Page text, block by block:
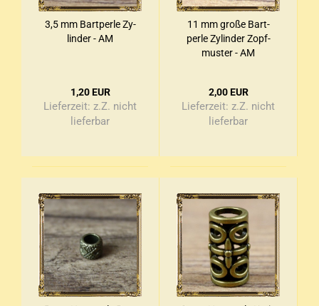
3,5 mm Bart­per­le Zy­
lin­der - AM
1,20 EUR
Lieferzeit: z.Z. nicht
lieferbar
11 mm große Bart­
per­le Zy­lin­der Zopf­
mus­ter - AM
2,00 EUR
Lieferzeit: z.Z. nicht
lieferbar